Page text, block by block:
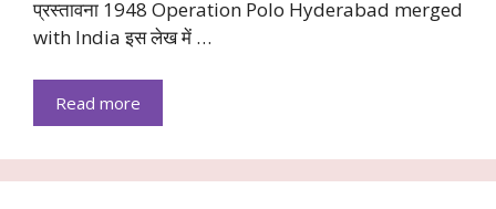
प्रस्तावना 1948 Operation Polo Hyderabad merged
with India इस लेख में …
Read more